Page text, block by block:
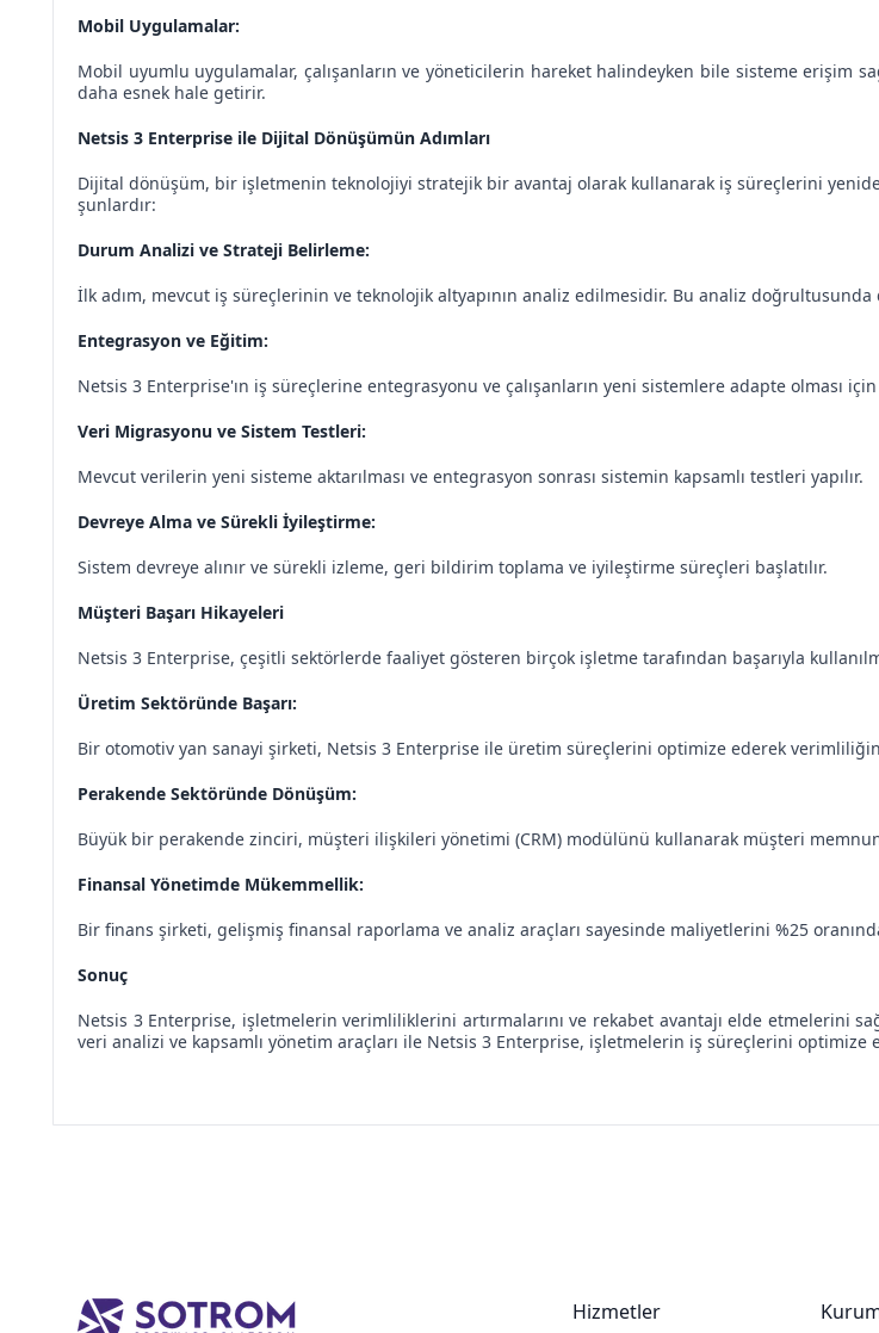
Mobil Uygulamalar:
Mobil uyumlu uygulamalar, çalışanların ve yöneticilerin hareket halindeyken bile sisteme erişim
daha esnek hale getirir.
Netsis 3 Enterprise ile Dijital Dönüşümün Adımları
Dijital dönüşüm, bir işletmenin teknolojiyi stratejik bir avantaj olarak kullanarak iş süreçlerini
şunlardır:
Durum Analizi ve Strateji Belirleme:
İlk adım, mevcut iş süreçlerinin ve teknolojik altyapının analiz edilmesidir. Bu analiz
Entegrasyon ve Eğitim:
Netsis 3 Enterprise'ın iş süreçlerine entegrasyonu ve çalışanların yeni sistemlere adapte olması
Veri Migrasyonu ve Sistem Testleri:
Mevcut verilerin yeni sisteme aktarılması ve entegrasyon sonrası sistemin kapsamlı testleri yapılır.
Devreye Alma ve Sürekli İyileştirme:
Sistem devreye alınır ve sürekli izleme, geri bildirim toplama ve iyileştirme süreçleri başlatılır.
Müşteri Başarı Hikayeleri
Netsis 3 Enterprise, çeşitli sektörlerde faaliyet gösteren birçok işletme tarafından başarıyla
Üretim Sektöründe Başarı:
Bir otomotiv yan sanayi şirketi, Netsis 3 Enterprise ile üretim süreçlerini optimize ederek
Perakende Sektöründe Dönüşüm:
Büyük bir perakende zinciri, müşteri ilişkileri yönetimi (CRM) modülünü kullanarak müşteri
Finansal Yönetimde Mükemmellik:
Bir finans şirketi, gelişmiş finansal raporlama ve analiz araçları sayesinde maliyetlerini %25
Sonuç
Netsis 3 Enterprise, işletmelerin verimliliklerini artırmalarını ve rekabet avantajı elde etmelerini
veri analizi ve kapsamlı yönetim araçları ile Netsis 3 Enterprise, işletmelerin iş süreçlerini
Hizmetler